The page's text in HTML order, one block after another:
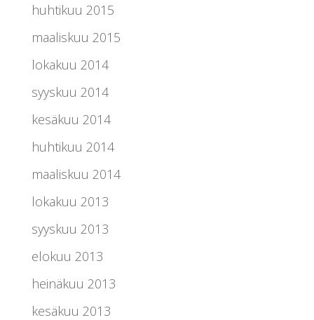
huhtikuu 2015
maaliskuu 2015
lokakuu 2014
syyskuu 2014
kesäkuu 2014
huhtikuu 2014
maaliskuu 2014
lokakuu 2013
syyskuu 2013
elokuu 2013
heinäkuu 2013
kesäkuu 2013